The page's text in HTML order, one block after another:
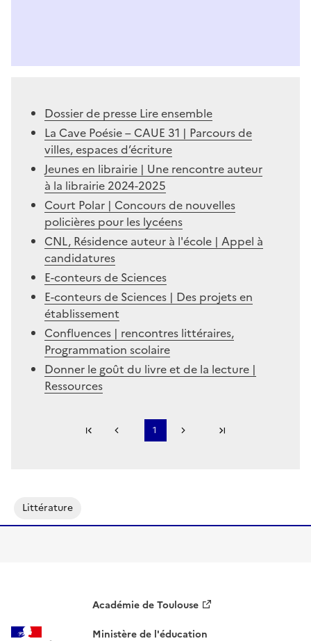
Dossier de presse Lire ensemble
La Cave Poésie – CAUE 31 | Parcours de
villes, espaces d’écriture
Jeunes en librairie | Une rencontre auteur
à la librairie 2024-2025
Court Polar | Concours de nouvelles
policières pour les lycéens
CNL, Résidence auteur à l'école | Appel à
candidatures
E-conteurs de Sciences
E-conteurs de Sciences | Des projets en
établissement
Confluences | rencontres littéraires,
Programmation scolaire
Donner le goût du livre et de la lecture |
Ressources
Première page
Page précédente
1
Page suivanteDernière page
Littérature
Académie de Toulouse
Ministère de l'éducation